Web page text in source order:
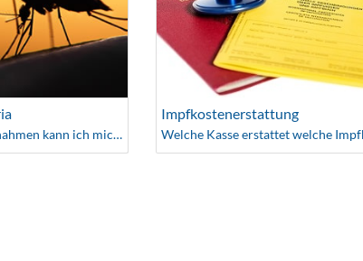
Mit welchen Maßnahmen kann ich mich schützen
Impfkostenerstattung